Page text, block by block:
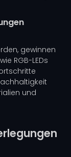
gewinnen
RGB-LEDs
und